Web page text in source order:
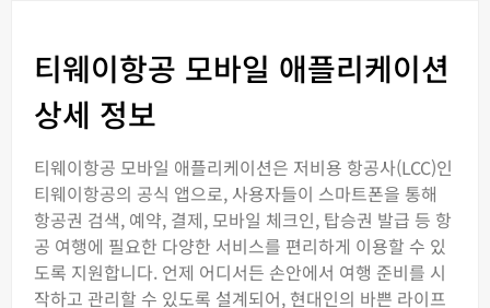
티웨이항공 모바일 애플리케이션
상세 정보
티웨이항공 모바일 애플리케이션은 저비용 항공사(LCC)인
티웨이항공의 공식 앱으로, 사용자들이 스마트폰을 통해
항공권 검색, 예약, 결제, 모바일 체크인, 탑승권 발급 등 항
공 여행에 필요한 다양한 서비스를 편리하게 이용할 수 있
도록 지원합니다. 언제 어디서든 손안에서 여행 준비를 시
작하고 관리할 수 있도록 설계되어, 현대인의 바쁜 라이프